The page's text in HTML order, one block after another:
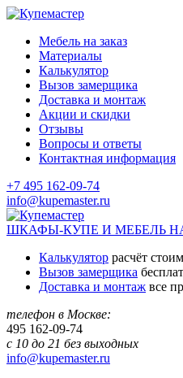
Мебель на заказ
Материалы
Калькулятор
Вызов замерщика
Доставка и монтаж
Акции и скидки
Отзывы
Вопросы и ответы
Контактная информация
+7 495 162-09-74
info@kupemaster.ru
ШКАФЫ-КУПЕ И МЕБЕЛЬ
Калькулятор расчёт
Вызов замерщика
Доставка и монтаж все
телефон в Москве:
495 162-09-74
с 10 до 21 без выходных
info@kupemaster.ru